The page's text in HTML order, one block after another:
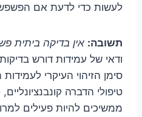
לעשות כדי לדעת אם
תשובה: אין בדיקה ביתית
ודאי של עמידות דורש
סימן הזיהוי העיקרי
טיפולי הדברה
ממשיכים להיות פעילים